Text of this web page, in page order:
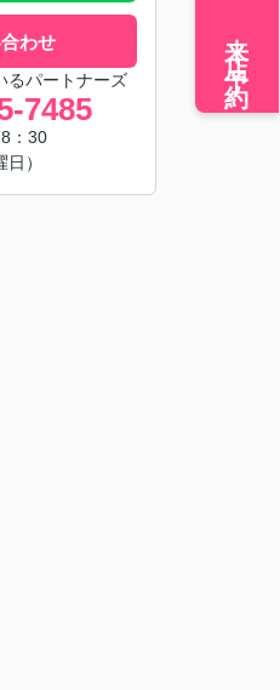
わせ
パートナーズ
7485
：30
日）
来店予約